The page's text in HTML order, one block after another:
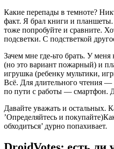
Какие перепады в темноте?
факт. Я брал книги и
тоже попробуйте и сравните.
подсветки. С подстветкой
Зачем мне где-ьто брать. У
(но это вариант пожарный) и
игрушка (ребенку мультики,
Всё. Для длительного чтения
по пути с работы — смартфон.
Давайте уважать и остальных.
’Определяйтесь и
обходиться’ дурно попахивает.